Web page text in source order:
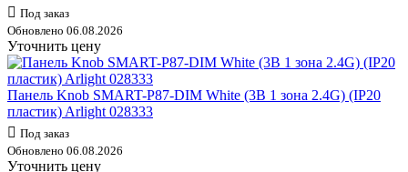
Под заказ
Обновлено 06.08.2026
Уточнить цену
Панель Knob SMART-P87-DIM White (3В 1 зона 2.4G) (IP20
пластик) Arlight 028333
Под заказ
Обновлено 06.08.2026
Уточнить цену